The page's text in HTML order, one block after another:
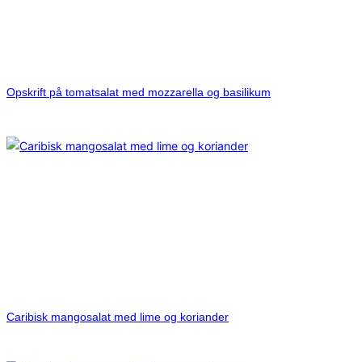
Opskrift på tomatsalat med mozzarella og basilikum
Caribisk mangosalat med lime og koriander